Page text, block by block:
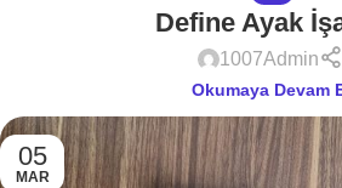
Define Ayak
1007Admin
Okumaya Devam
05
MAR